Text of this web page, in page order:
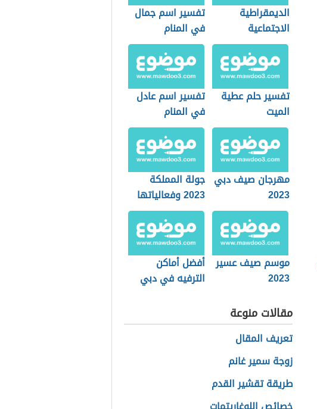
الديمقراطية
الاجتماعية
تفسير اسم جمال
في المنام
تفسير حلم عطية
الميت
تفسير اسم عادل
في المنام
مهرجان صيف دبي
2023
جولة المملكة
2023 وفعالياتها
موسم صيف عسير
2023
أفضل أماكن
الترفيه في دبي
مقالات منوعة
تعريف المقال
زوجة سمير غانم
طريقة تقشير القدم